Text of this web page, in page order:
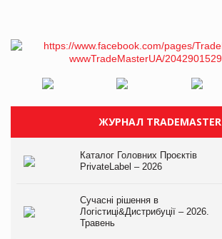
ЖУРНАЛ TRADEMASTER
Каталог Головних Проєктів
PrivateLabel – 2026
Сучасні рішення в
Логістиці&Дистрибуції – 2026.
Травень